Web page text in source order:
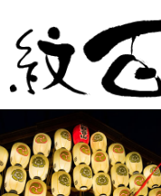
ツ
へ
キ
ッ
プ